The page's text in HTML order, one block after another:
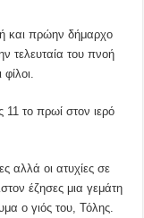
και πρώην δήμαρχο
τελευταία του πνοή
11 το πρωί στον ιερό
αλλά οι ατυχίες σε
έζησες μια γεμάτη
ο γιός του, Τόλης.